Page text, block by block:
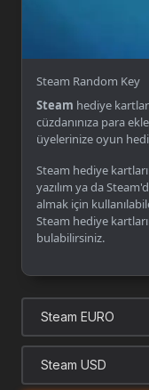
Steam Random Key
Steam hediye
cüzdanınıza para
üyelerinize oyun
Steam hediye
yazılım ya da
almak için
Steam hediye
bulabilirsiniz.
Steam EURO
Steam USD